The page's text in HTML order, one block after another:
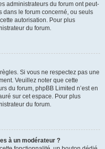
administrateurs du forum ont peut-
dans le forum concerné, ou seuls
autorisation. Pour plus
du forum.
Si vous ne respectez pas une
Veuillez noter que cette
du forum, phpBB Limited n’est en
sur cet espace. Pour plus
du forum.
à un modérateur ?